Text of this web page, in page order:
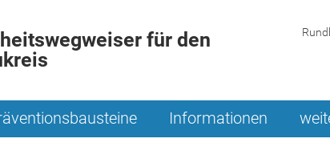
für den
Informationen